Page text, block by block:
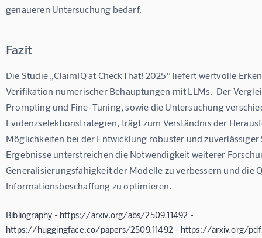
genaueren Untersuchung bedarf.
Fazit
Die Studie „ClaimIQ at CheckThat! 2025“ liefert wertvolle
Verifikation numerischer Behauptungen mit LLMs.  Der
Prompting und Fine-Tuning, sowie die Untersuchung
Evidenzselektionstrategien, trägt zum Verständnis der
Möglichkeiten bei der Entwicklung robuster und zuverlässiger
Ergebnisse unterstreichen die Notwendigkeit weiterer
Generalisierungsfähigkeit der Modelle zu verbessern und die
Informationsbeschaffung zu optimieren.
Bibliography - https://arxiv.org/abs/2509.11492 -
https://huggingface.co/papers/2509.11492 - https://arxiv.org/